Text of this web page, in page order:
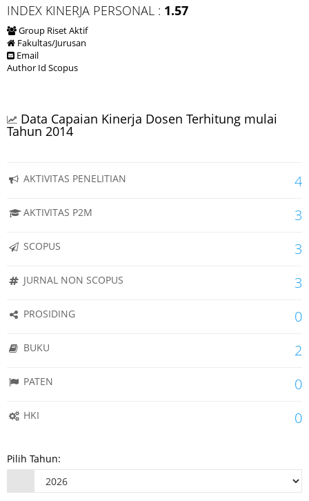
INDEX KINERJA PERSONAL : 1.57
Group Riset Aktif
Fakultas/Jurusan
Email
Author Id Scopus
Data Capaian Kinerja Dosen Terhitung mulai
Tahun 2014
AKTIVITAS PENELITIAN 4
AKTIVITAS P2M 3
SCOPUS 3
JURNAL NON SCOPUS 3
PROSIDING 0
BUKU 2
PATEN 0
HKI 0
Pilih Tahun: